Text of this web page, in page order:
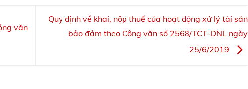
văn
Quy định về khai, nộp thuế của hoạt động xử lý tài sản
bảo đảm theo Công văn số 2568/TCT-DNL ngày
25/6/2019